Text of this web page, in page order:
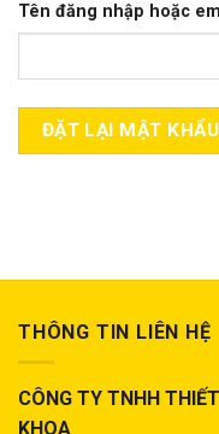
Tên đăng nhập hoặc
ĐẶT LẠI MẬT KHẨU
THÔNG TIN LIÊN HỆ
CÔNG TY TNHH
KHOA